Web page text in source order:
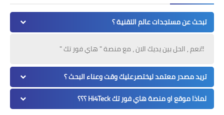
تبحث عن مستجدات عالم التقنية ؟
!!نعم , الحل بين يديك الان ، مع منصة " هاي فور تك "
تريد مصدر معتمد ليختصرعليك وقت وعناء البحث ؟
لماذا موقع او منصة هاي فور تك Hi4Teck ؟؟؟